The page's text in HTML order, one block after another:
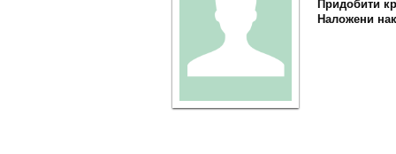
Придобити
Наложени